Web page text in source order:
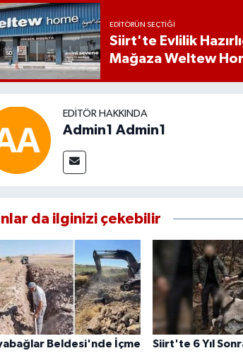
EDITÖRÜN SEÇTIĞI
Siirt'te Evlilik
Mağaza Weltew
EDITÖR HAKKINDA
Admin1 Admin1
da ilginizi çekebilir
Beldesi'nde İçme
Siirt'te 6 Yıl